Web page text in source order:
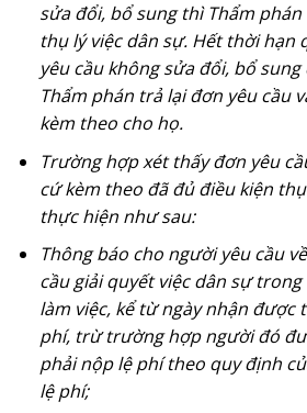
sửa đổi, bổ sung thì Thẩm
thụ lý việc dân sự. Hết thời hạn
yêu cầu không sửa đổi, bổ
Thẩm phán trả lại đơn yêu cầu
kèm theo cho họ.
Trường hợp xét thấy đơn yêu
cứ kèm theo đã đủ điều kiện
thực hiện như sau:
Thông báo cho người yêu cầu
cầu giải quyết việc dân sự
làm việc, kể từ ngày nhận được
phí, trừ trường hợp người đó
phải nộp lệ phí theo quy định
lệ phí;